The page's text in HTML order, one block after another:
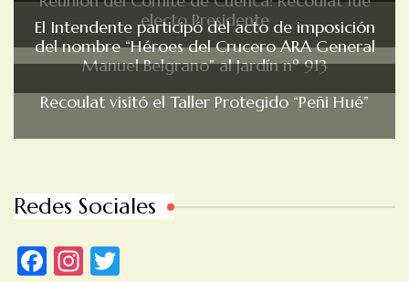
electo Presidente
El Intendente participó del acto de imposición
del nombre “Héroes del Crucero ARA General
Manuel Belgrano” al Jardín nº 913
Recoulat visitó el Taller Protegido “Peñi Hué”
Redes Sociales
Facebook
Instagram